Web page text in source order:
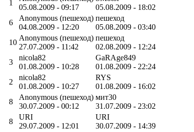
1
05.08.2009 - 09:17
05.08.2009 - 18:02
6
Anonymous (пешеход)
04.08.2009 - 12:20
пешеход
05.08.2009 - 03:40
10
Anonymous (пешеход)
27.07.2009 - 11:42
пешеход
02.08.2009 - 12:24
3
nicola82
01.08.2009 - 10:28
GaRAge849
01.08.2009 - 22:24
2
nicola82
01.08.2009 - 10:27
RYS
01.08.2009 - 16:02
8
Anonymous (пешеход)
30.07.2009 - 00:12
мит30
31.07.2009 - 23:02
8
URI
29.07.2009 - 12:01
URI
30.07.2009 - 14:39